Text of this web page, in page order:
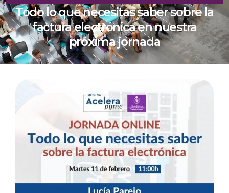
Todo lo que necesitas saber sobre la
factura electrónica en nuestra
próxima jornada